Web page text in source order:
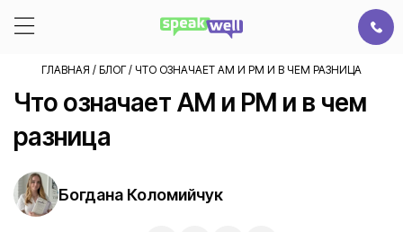
ГЛАВНАЯ / БЛОГ/ ЧТО ОЗНАЧАЕТ AM И PM И В ЧЕМ РАЗНИЦА
Что означает AM и PM и в чем
разница
Богдана Коломийчук